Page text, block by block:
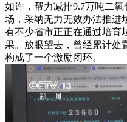
如许，帮力减排9.7万吨二
场，采纳无力无效办法推进
有不少省市正正在通过培育
果。放眼望去，曾经累计处
构成了一个激励闭环。